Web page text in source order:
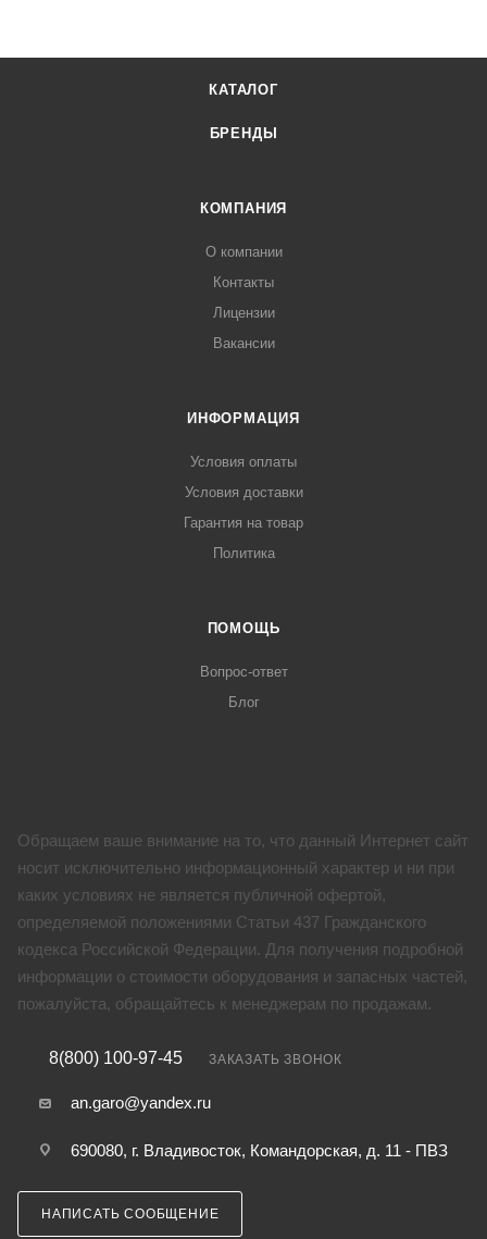
КАТАЛОГ
БРЕНДЫ
КОМПАНИЯ
О компании
Контакты
Лицензии
Вакансии
ИНФОРМАЦИЯ
Условия оплаты
Условия доставки
Гарантия на товар
Политика
ПОМОЩЬ
Вопрос-ответ
Блог
Обращаем ваше внимание на то, что данный Интернет сайт
носит исключительно информационный характер и ни при
каких условиях не является публичной офертой,
определяемой положениями Статьи 437 Гражданского
кодекса Российской Федерации. Для получения подробной
информации о стоимости оборудования и запасных частей,
пожалуйста, обращайтесь к менеджерам по продажам.
8(800) 100-97-45 ЗАКАЗАТЬ ЗВОНОК
an.garo@yandex.ru
690080, г. Владивосток, Командорская, д. 11 - ПВЗ
НАПИСАТЬ СООБЩЕНИЕ